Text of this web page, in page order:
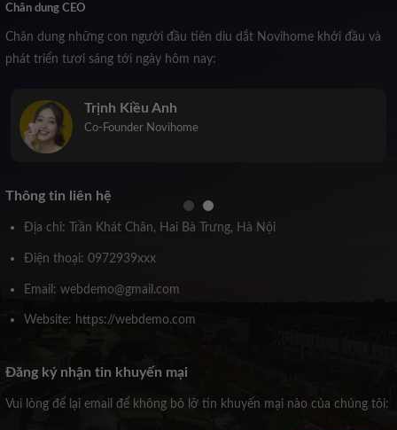
Chân dung CEO
Chân dung những con người đầu tiên dìu dắt Novihome khởi đầu và
phát triển tươi sáng tới ngày hôm nay:
Trịnh Kiều Anh
Co-Founder Novihome
Thông tin liên hệ
Địa chỉ: Trần Khát Chân, Hai Bà Trưng, Hà Nội
Điện thoại: 0972939xxx
Email: webdemo@gmail.com
Website: https://webdemo.com
Đăng ký nhận tin khuyến mại
Vui lòng để lại email để không bỏ lỡ tin khuyến mại nào của chúng tôi: